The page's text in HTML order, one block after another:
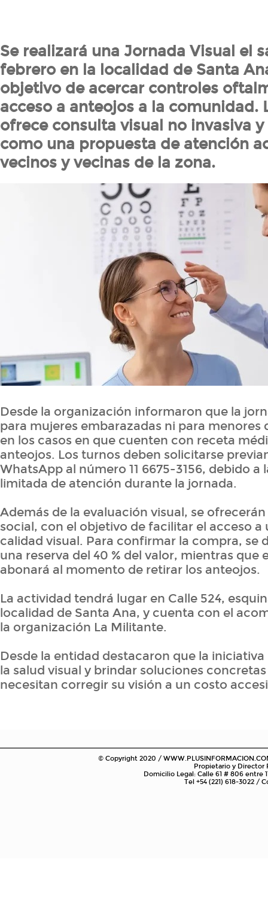
Se realizará una Jornada Visual el
febrero en la localidad de Santa
objetivo de acercar controles
acceso a anteojos a la comunidad.
ofrece consulta visual no invasiva
como una propuesta de atención
vecinos y vecinas de la zona.
Desde la organización informaron que la
para mujeres embarazadas ni para menores
en los casos en que cuenten con receta
anteojos. Los turnos deben solicitarse
WhatsApp al número 11 6675-3156, debido a
limitada de atención durante la jornada.
Además de la evaluación visual, se
social, con el objetivo de facilitar el acceso a
calidad visual. Para confirmar la compra, se
una reserva del 40 % del valor, mientras que
abonará al momento de retirar los anteojos.
La actividad tendrá lugar en Calle 524,
localidad de Santa Ana, y cuenta con el
la organización La Militante.
Desde la entidad destacaron que la
la salud visual y brindar soluciones
necesitan corregir su visión a un costo
© Copyright 2020 /
Propietario y Director
Domicilio Legal: Calle 61 # 806 entre
Tel +54 (221) 618-3022 /